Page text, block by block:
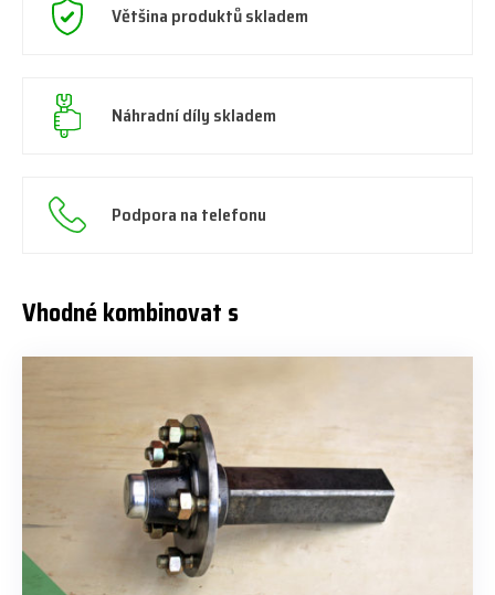
Většina produktů skladem
Náhradní díly skladem
Podpora na telefonu
Vhodné kombinovat s